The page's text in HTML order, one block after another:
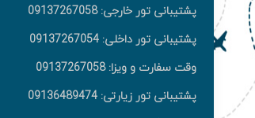
پشتیبانی تور خارجی: 09137267058
پشتیبانی تور داخلی: 09137267054
وقت سفارت و ویزا: 09137267058
پشتیبانی تور زیارتی: 09136489474